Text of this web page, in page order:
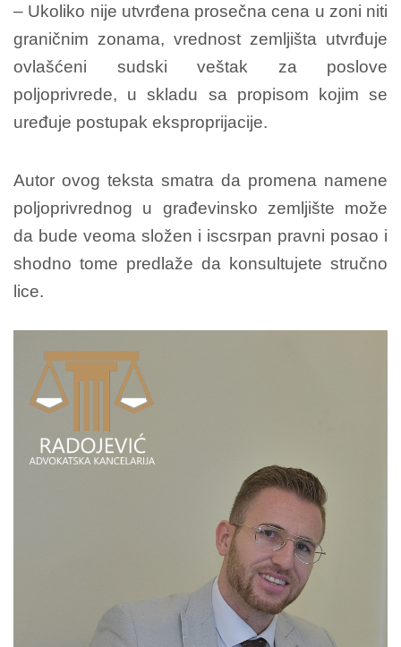
– Ukoliko nije utvrđena prosečna cena u zoni niti
graničnim zonama, vrednost zemljišta utvrđuje
ovlašćeni sudski veštak za poslove
poljoprivrede, u skladu sa propisom kojim se
uređuje postupak eksproprijacije.
Autor ovog teksta smatra da promena namene
poljoprivrednog u građevinsko zemljište može
da bude veoma složen i iscsrpan pravni posao i
shodno tome predlaže da konsultujete stručno
lice.